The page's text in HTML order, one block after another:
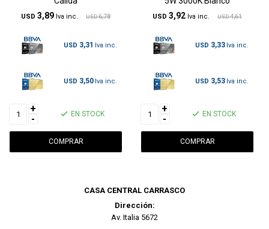
USD 3,89 USD 6,78
USD 3,31
USD 3,50
+
-
EN STOCK
USD 3,92 USD 4,61
USD 3,33
USD 3,53
+
-
EN STOCK
CASA CENTRAL CARRASCO
Dirección:
Av. Italia 5672